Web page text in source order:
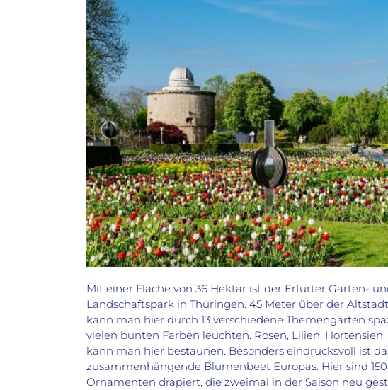
Mit einer Fläche von 36 Hektar ist der Erfurter Garten-
Landschaftspark in Thüringen. 45 Meter über der
kann man hier durch 13 verschiedene Themengärten
vielen bunten Farben leuchten. Rosen, Lilien,
kann man hier bestaunen. Besonders eindrucksvoll ist
zusammenhängende Blumenbeet Europas: Hier sind
Ornamenten drapiert, die zweimal in der Saison neu